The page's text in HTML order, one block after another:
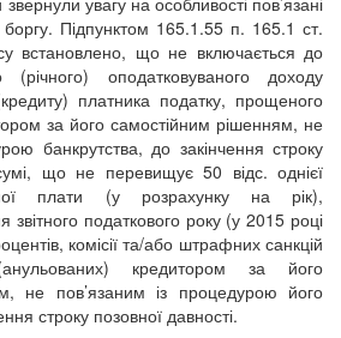
Підпунктом 165.1.55 п. 165.1 ст.
встановлено, що не включається до
(річного) оподатковуваного доходу
платника податку, прощеного
за його самостійним рішенням, не
банкрутства, до закінчення строку
що не перевищує 50 відс. однієї
плати (у розрахунку на рік),
звітного податкового року (у 2015 році
комісії та/або штрафних санкцій
кредитором за його
не пов’язаним із процедурою його
строку позовної давності.